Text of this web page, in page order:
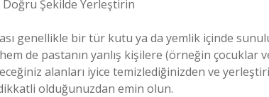
Doğru Şekilde Yerleştirin
genellikle bir tür kutu ya da yemlik içinde
de pastanın yanlış kişilere (örneğin çocuklar
alanları iyice temizlediğinizden ve
olduğunuzdan emin olun.